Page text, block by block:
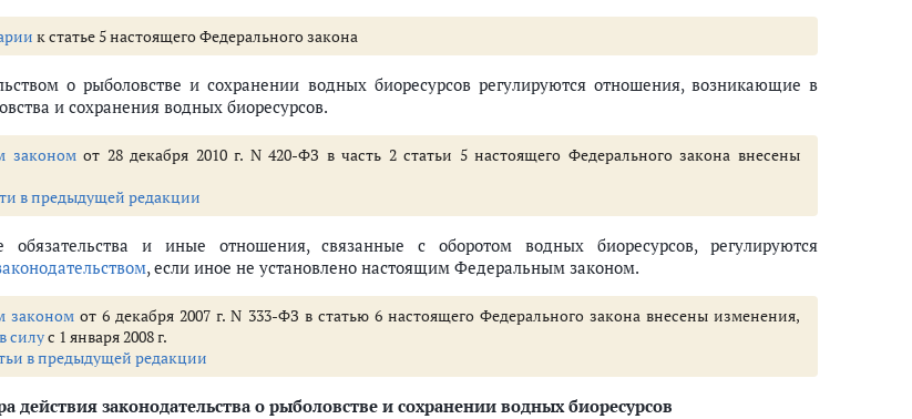
к статье 5 настоящего Федерального закона
о рыболовстве и сохранении водных биоресурсов регулируются отношения, возникающие в
и сохранения водных биоресурсов.
закономот 28 декабря 2010 г. N 420-ФЗ в часть 2 статьи 5 настоящего Федерального закона внесены
в предыдущей редакции
обязательства и иные отношения, связанные с оборотом водных биоресурсов, регулируются
, если иное не установлено настоящим Федеральным законом.
законом от 6 декабря 2007 г. N 333-ФЗ в статью 6 настоящего Федерального закона внесены изменения,
силус 1 января 2008 г.
в предыдущей редакции
действия законодательства о рыболовстве и сохранении водных биоресурсов